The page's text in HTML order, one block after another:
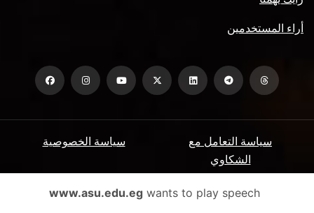
أراء المستخدمين
سياسة الخصوصية
سياسة التعامل مع
الشكاوي
الأسئلة الشائعة ميثاق المتعاملين www.asu.edu.egwants to play speech